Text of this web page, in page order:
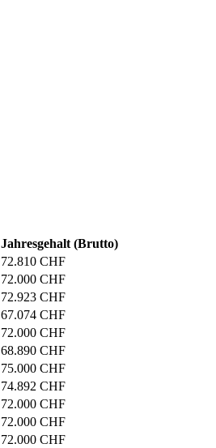
Jahresgehalt (Brutto)
72.810 CHF
72.000 CHF
72.923 CHF
67.074 CHF
72.000 CHF
68.890 CHF
75.000 CHF
74.892 CHF
72.000 CHF
72.000 CHF
72.000 CHF